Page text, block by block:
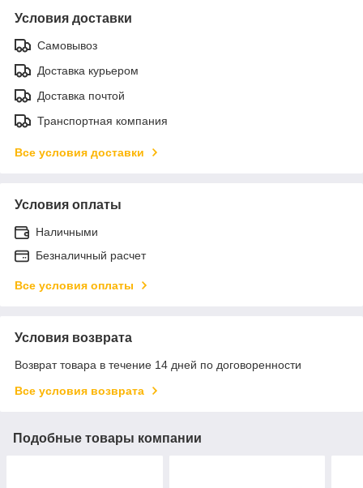
Условия доставки
Самовывоз
Доставка курьером
Доставка почтой
Транспортная компания
Все условия доставки
Условия оплаты
Наличными
Безналичный расчет
Все условия оплаты
Условия возврата
Возврат товара в течение 14 дней по договоренности
Все условия возврата
Подобные товары компании